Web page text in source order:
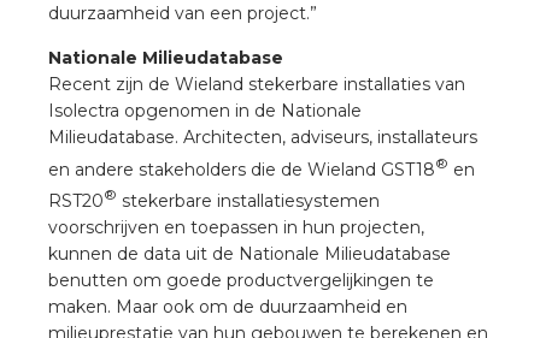
duurzaamheid van een project.”
Nationale Milieudatabase
Recent zijn de Wieland stekerbare installaties van
Isolectra opgenomen in de Nationale
Milieudatabase. Architecten, adviseurs, installateurs
en andere stakeholders die de Wieland GST18® en
RST20® stekerbare installatiesystemen
voorschrijven en toepassen in hun projecten,
kunnen de data uit de Nationale Milieudatabase
benutten om goede productvergelijkingen te
maken. Maar ook om de duurzaamheid en
milieuprestatie van hun gebouwen te berekenen en